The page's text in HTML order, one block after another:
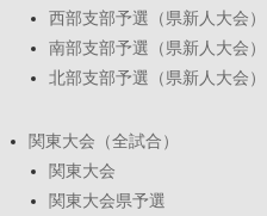
西部支部予選（県新人大会）
南部支部予選（県新人大会）
北部支部予選（県新人大会）
関東大会（全試合）
関東大会
関東大会県予選